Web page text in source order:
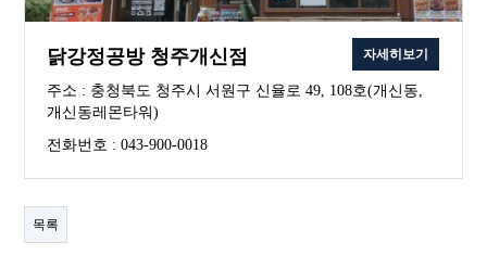
닭강정공방 청주개신점 자세히보기
주소 : 충청북도 청주시 서원구 신율로 49, 108호(개신동,
개신동레몬타워)
전화번호 : 043-900-0018
목록